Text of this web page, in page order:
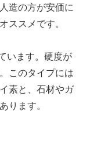
造の方が安価に
ススメです。
います。硬度が
このタイプには
素と、石材やガ
ります。